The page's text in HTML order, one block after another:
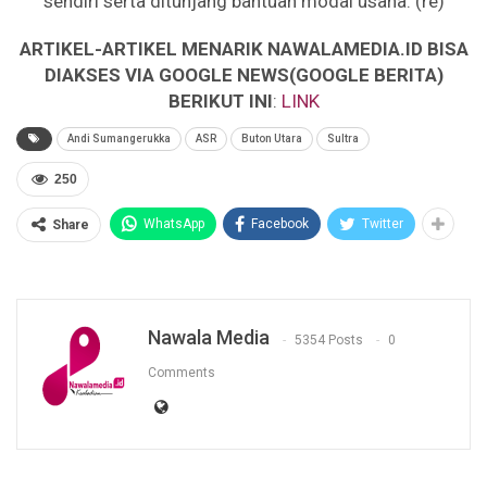
ARTIKEL-ARTIKEL MENARIK NAWALAMEDIA.ID BISA
DIAKSES VIA GOOGLE NEWS(GOOGLE BERITA)
BERIKUT INI: LINK
Andi Sumangerukka ASR Buton Utara Sultra
250
Share WhatsApp Facebook Twitter
Nawala Media 5354 Posts 0
Comments